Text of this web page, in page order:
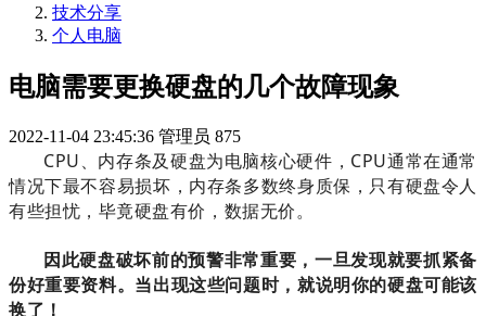
技术分享
个人电脑
电脑需要更换硬盘的几个故障现象
2022-11-04 23:45:36 管理员 875
CPU、内存条及硬盘为电脑核心硬件，CPU通常在通常
情况下最不容易损坏，内存条多数终身质保，只有硬盘令人
有些担忧，毕竟硬盘有价，数据无价。
因此硬盘破坏前的预警非常重要，一旦发现就要抓紧备
份好重要资料。当出现这些问题时，就说明你的硬盘可能该
换了！